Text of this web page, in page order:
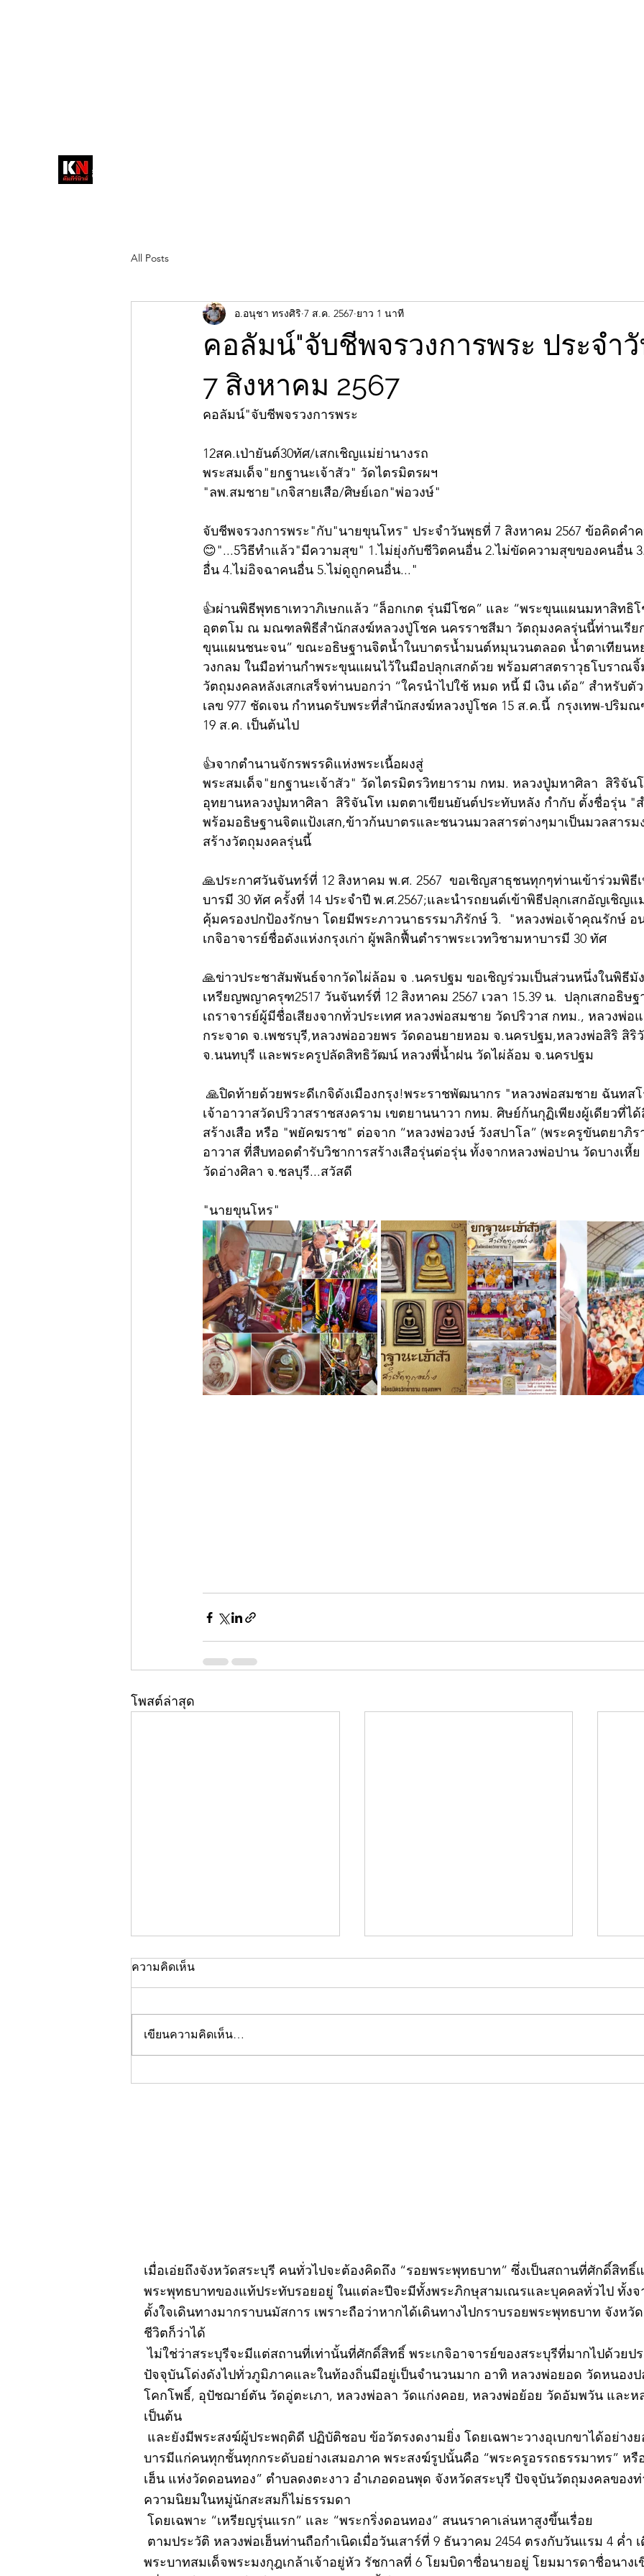
วส์
สื่อลึกวงการสงฆ์ เจาะตรงพระเครื่อง
All Posts
คอลัมน์"จับชีพจรวงการพระ ประจำ
7 สิงหาคม 2567
อ.อนุชา ทรงศิริ 7 ส.ค. 2567 ยาว 1 นาที
คอลัมน์"จับชีพจรวงการพระ
12สค.เป่ายันต์30ทัศ/เสกเชิญแม่ย่านางรถ
พระสมเด็จ"ยกฐานะเจ้าสัว" วัดไตรมิตรผฯ
"ลพ.สมชาย"เกจิสายเสือ/ศิษย์เอก"พ่อวงษ์"
จับชีพจรวงการพระ"กับ"นายขุนโหร" ประจำวันพุธที่ 7 สิงหาคม 2567 ข้อคิดคำ
😊"...5วิธีทำแล้ว"มีความสุข" 1.ไม่ยุ่งกับชีวิตคนอื่น 2.ไม่ขัดความสุขของคนอื่น
อื่น 4.ไม่อิจฉาคนอื่น 5.ไม่ดูถูกคนอื่น..."
👍ผ่านพิธีพุทธาเทวาภิเษกแล้ว “ล็อกเกต รุ่นมีโชค” และ “พระขุนแผนมหาสิทธิ
อุตตโม ณ มณฑลพิธีสำนักสงฆ์หลวงปู่โชค นครราชสีมา วัตถุมงคลรุ่นนี้ท่านเรีย
ขุนแผนชนะจน” ขณะอธิษฐานจิตน้ำในบาตรน้ำมนต์หมุนวนตลอด น้ำตาเทียนห
วงกลม ในมือท่านกำพระขุนแผนไว้ในมือปลุกเสกด้วย พร้อมศาสตราวุธโบราณจิ้
วัตถุมงคลหลังเสกเสร็จท่านบอกว่า “ใครนำไปใช้ หมด หนี้ มี เงิน เด้อ” สำหรับตั
เลข 977 ชัดเจน กำหนดรับพระที่สำนักสงฆ์หลวงปู่โชค 15 ส.ค.นี้  กรุงเทพ-ปริม
19 ส.ค. เป็นต้นไป
👍จากตำนานจักรพรรดิแห่งพระเนื้อผงสู่
พระสมเด็จ"ยกฐานะเจ้าสัว" วัดไตรมิตรวิทยาราม กทม. หลวงปู่มหาศิลา  สิริจัน
อุทยานหลวงปู่มหาศิลา  สิริจันโท เมตตาเขียนยันต์ประทับหลัง กำกับ ตั้งชื่อรุ่น "
พร้อมอธิษฐานจิตแป้งเสก,ข้าวก้นบาตรและชนวนมวลสารต่างๆมาเป็นมวลสารม
สร้างวัตถุมงคลรุ่นนี้
🙏ประกาศวันจันทร์ที่ 12 สิงหาคม พ.ศ. 2567  ขอเชิญสาธุชนทุกๆท่านเข้าร่วมพิธี
บารมี 30 ทัศ ครั้งที่ 14 ประจำปี พ.ศ.2567;และนำรถยนต์เข้าพิธีปลุกเสกอัญเชิญ
คุ้มครองปกป้องรักษา โดยมีพระภาวนาธรรมาภิรักษ์ วิ.  "หลวงพ่อเจ้าคุณรักษ์ อ
เกจิอาจารย์ชื่อดังแห่งกรุงเก่า ผู้พลิกฟื้นตำราพระเวทวิชามหาบารมี 30 ทัศ
🙏ข่าวประชาสัมพันธ์จากวัดไผ่ล้อม จ .นครปฐม ขอเชิญร่วมเป็นส่วนหนึ่งในพิธีมั
เหรียญพญาครุฑ2517 วันจันทร์ที่ 12 สิงหาคม 2567 เวลา 15.39 น.  ปลุกเสกอธิษ
เถราจารย์ผู้มีชื่อเสียงจากทั่วประเทศ หลวงพ่อสมชาย วัดปริวาส กทม., หลวงพ่อ
กระจาด จ.เพชรบุรี,หลวงพ่ออวยพร วัดดอนยายหอม จ.นครปฐม,หลวงพ่อสิริ สิริ
จ.นนทบุรี และพระครูปลัดสิทธิวัฒน์ หลวงพี่น้ำฝน วัดไผ่ล้อม จ.นครปฐม
เจ้าอาวาสวัดปริวาสราชสงคราม เขตยานนาวา กทม. ศิษย์ก้นกุฏิเพียงผู้เดียวที่ไ
สร้างเสือ หรือ "พยัคฆราช" ต่อจาก “หลวงพ่อวงษ์ วังสปาโล” (พระครูขันตยาภิร
อาวาส ที่สืบทอดตำรับวิชาการสร้างเสือรุ่นต่อรุ่น ทั้งจากหลวงพ่อปาน วัดบางเหี้
วัดอ่างศิลา จ.ชลบุรี...สวัสดี
"นายขุนโหร"
โพสต์ล่าสุด
คอลัมน์"จับชีพจรวงการ
คอลัมน์"จับชีพจรวงการ
คอลั
ความคิดเห็น
เขียนความคิดเห็น…
เมื่อเอ่ยถึงจังหวัดสระบุรี คนทั่วไปจะต้องคิดถึง “รอยพระพุทธบาท” ซึ่งเป็นสถานที่ศักดิ์สิทธิ์
พระพุทธบาทของแท้ประทับรอยอยู่ ในแต่ละปีจะมีทั้งพระภิกษุสามเณรและบุคคลทั่วไป ทั้งจ
ตั้งใจเดินทางมากราบนมัสการ เพราะถือว่าหากได้เดินทางไปกราบรอยพระพุทธบาท จังหวั
ชีวิตก็ว่าได้
ไม่ใช่ว่าสระบุรีจะมีแต่สถานที่เท่านั้นที่ศักดิ์สิทธิ์ พระเกจิอาจารย์ของสระบุรีที่มากไปด้วย
ปัจจุบันโด่งดังไปทั่วภูมิภาคและในท้องถิ่นมีอยู่เป็นจำนวนมาก อาทิ หลวงพ่อยอด วัดหนอง
โคกโพธิ์, อุปัชฌาย์ตัน วัดอู่ตะเภา, หลวงพ่อลา วัดแก่งคอย, หลวงพ่อย้อย วัดอัมพวัน และห
เป็นต้น
และยังมีพระสงฆ์ผู้ประพฤติดี ปฏิบัติชอบ ข้อวัตรงดงามยิ่ง โดยเฉพาะวางอุเบกขาได้อย่าง
บารมีแก่คนทุกชั้นทุกกระดับอย่างเสมอภาค พระสงฆ์รูปนั้นคือ “พระครูอรรถธรรมาทร” หรื
เฮ็น แห่งวัดดอนทอง” ตำบลดงตะงาว อำเภอดอนพุด จังหวัดสระบุรี ปัจจุบันวัตถุมงคลของท่
ความนิยมในหมู่นักสะสมก็ไม่ธรรมดา
โดยเฉพาะ “เหรียญรุ่นแรก” และ “พระกริ่งดอนทอง” สนนราคาเล่นหาสูงขึ้นเรื่อย
ตามประวัติ หลวงพ่อเฮ็นท่านถือกำเนิดเมื่อวันเสาร์ที่ 9 ธันวาคม 2454 ตรงกับวันแรม 4 ค่ำ
พระบาทสมเด็จพระมงกุฎเกล้าเจ้าอยู่หัว รัชกาลที่ 6 โยมบิดาชื่อนายอยู่ โยมมารดาชื่อนาง